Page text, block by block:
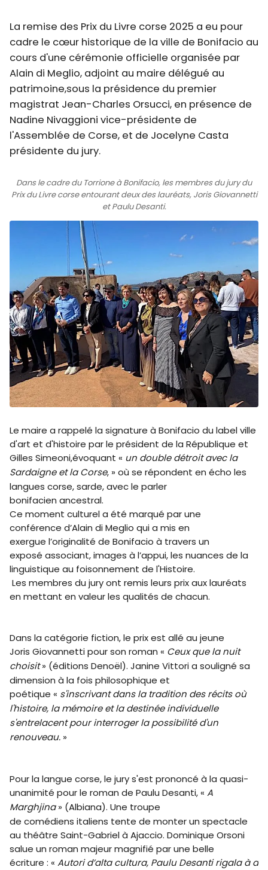
La remise des Prix du Livre corse 2025 a eu pour
cadre le cœur historique de la ville de Bonifacio au
cours d'une cérémonie officielle organisée par
Alain di Meglio, adjoint au maire délégué au
patrimoine,sous la présidence du premier
magistrat Jean-Charles Orsucci, en présence de
Nadine Nivaggioni vice-présidente de
l'Assemblée de Corse, et de Jocelyne Casta
présidente du jury.
Dans le cadre du Torrione à Bonifacio, les membres du jury du
Prix du Livre corse entourant deux des lauréats, Joris Giovannetti
et Paulu Desanti.
Le maire a rappelé la signature à Bonifacio du label ville
d'art et d'histoire par le président de la République et
Gilles Simeoni,évoquant « un double détroit avec la
Sardaigne et la Corse, » où se répondent en écho les
langues corse, sarde, avec le parler
bonifacien ancestral.
Ce moment culturel a été marqué par une
conférence d’Alain di Meglio qui a mis en
exergue l’originalité de Bonifacio à travers un
exposé associant, images à l’appui, les nuances de la
linguistique au foisonnement de l'Histoire.
Les membres du jury ont remis leurs prix aux lauréats
en mettant en valeur les qualités de chacun.
Dans la catégorie fiction, le prix est allé au jeune
Joris Giovannetti pour son roman « Ceux que la nuit
choisit» (éditions Denoël). Janine Vittori a souligné sa
dimension à la fois philosophique et
poétique « s'inscrivant dans la tradition des récits où
l'histoire, la mémoire et la destinée individuelle
s'entrelacent pour interroger la possibilité d'un
renouveau. »
Pour la langue corse, le jury s'est prononcé à la quasi-
unanimité pour le roman de Paulu Desanti, « A
Marghjina» (Albiana). Une troupe
de comédiens italiens tente de monter un spectacle
au théâtre Saint-Gabriel à Ajaccio. Dominique Orsoni
salue un roman majeur magnifié par une belle
écriture : « Autori d’alta cultura, Paulu Desanti rigala à a